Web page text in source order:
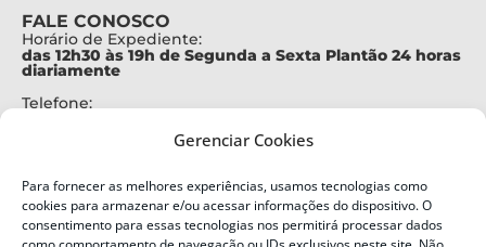
Gerenciar Cookies
Para fornecer as melhores experiências, usamos tecnologias como
cookies para armazenar e/ou acessar informações do dispositivo. O
consentimento para essas tecnologias nos permitirá processar dados
FALE CONOSCO
Horário de Expediente:
das 12h30 às 19h de Segunda a Sexta Plantão 24 horas
diariamente
Telefone:
Alertas Defesa Civil:
SMS 40199